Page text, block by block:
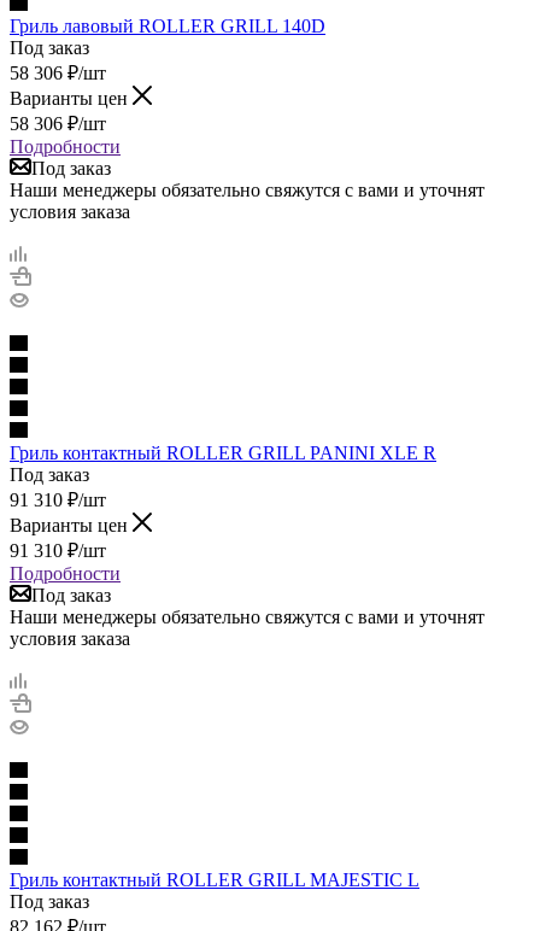
Гриль лавовый ROLLER GRILL 140D
Под заказ
58 306 ₽/шт
Варианты цен
58 306 ₽/шт
Подробности
Под заказ
Наши менеджеры обязательно свяжутся с вами и уточнят
условия заказа
Гриль контактный ROLLER GRILL PANINI XLE R
Под заказ
91 310 ₽/шт
Варианты цен
91 310 ₽/шт
Подробности
Под заказ
Наши менеджеры обязательно свяжутся с вами и уточнят
условия заказа
Гриль контактный ROLLER GRILL MAJESTIC L
Под заказ
82 162 ₽/шт